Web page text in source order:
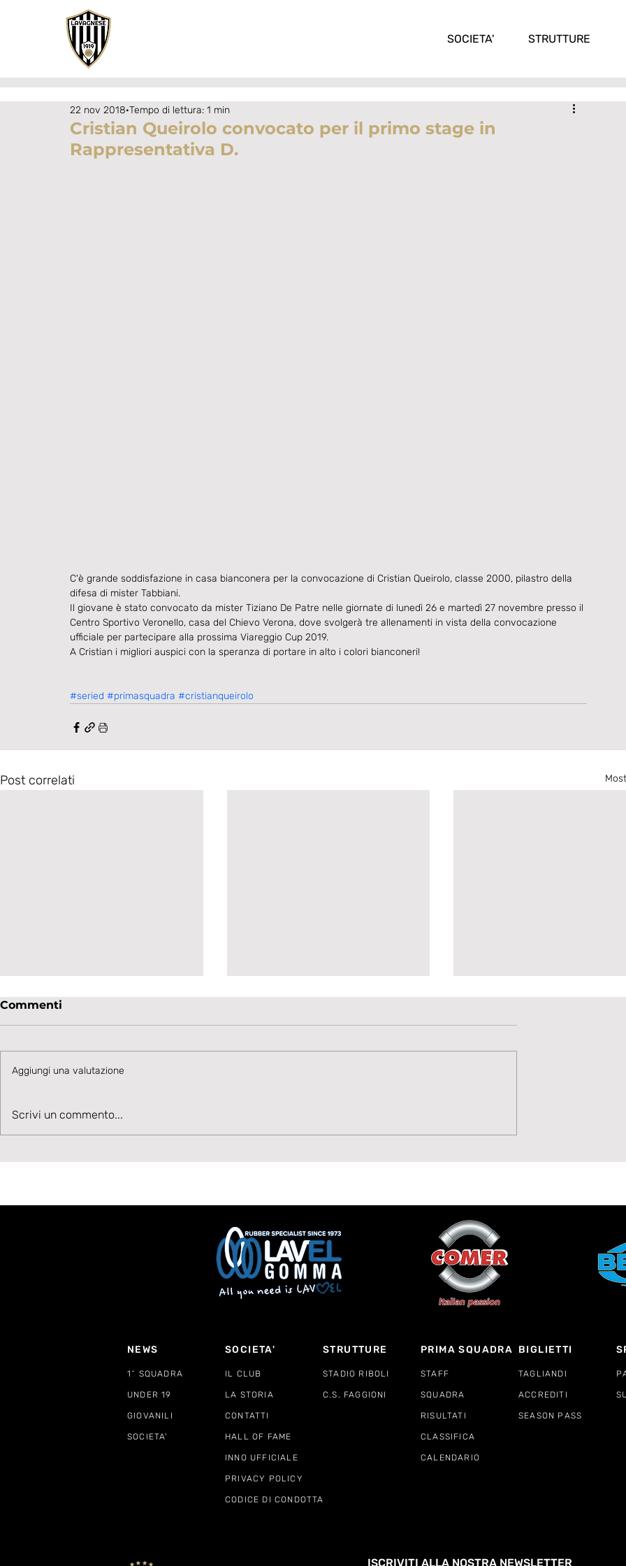
SOCIETA' STRUTTURE
Cristian Queirolo convocato per il primo stage in
Rappresentativa D.
22 nov 2018 Tempo di lettura: 1 min
C'è grande soddisfazione in casa bianconera per la convocazione di Cristian Queirolo, classe 2000, pilastro della
difesa di mister Tabbiani.
Il giovane è stato convocato da mister Tiziano De Patre nelle giornate di lunedì 26 e martedì 27 novembre presso il
Centro Sportivo Veronello, casa del Chievo Verona, dove svolgerà tre allenamenti in vista della convocazione
ufficiale per partecipare alla prossima Viareggio Cup 2019.
A Cristian i migliori auspici con la speranza di portare in alto i colori bianconeri!
#seried #primasquadra #cristianqueirolo
Post correlati
Velocità, Potenza, Gol,
Volpone: qualità, corsa
centrocampo della
Commenti
Aggiungi una valutazione
Scrivi un commento...
NEWS SOCIETA' STRUTTURE PRIMA SQUADRA BIGLIETTI
1^ SQUADRA IL CLUB STADIO RIBOLI STAFF TAGLIANDI
UNDER 19 LA STORIA C.S. FAGGIONI SQUADRA ACCREDITI
GIOVANILI CONTATTI
SOCIETA' HALL OF FAME
INNO UFFICIALE
RISULTATI SEASON PASS
CLASSIFICA
CALENDARIO
PRIVACY POLICY
CODICE DI CONDOTTA
ISCRIVITI ALLA NOSTRA NEWSLETTER